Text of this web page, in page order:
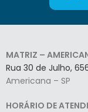
MATRIZ –
Rua 30 de Julho,
Americana – SP
HORÁRIO DE